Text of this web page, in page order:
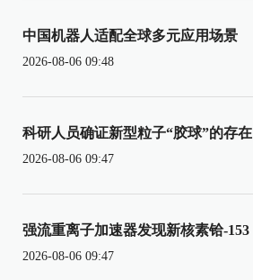
中国机器人适配全球多元应用场景
2026-08-06 09:48
科研人员确证新型粒子“胶球”的存在
2026-08-06 09:47
强流重离子加速器发现新核素铪-153
2026-08-06 09:47